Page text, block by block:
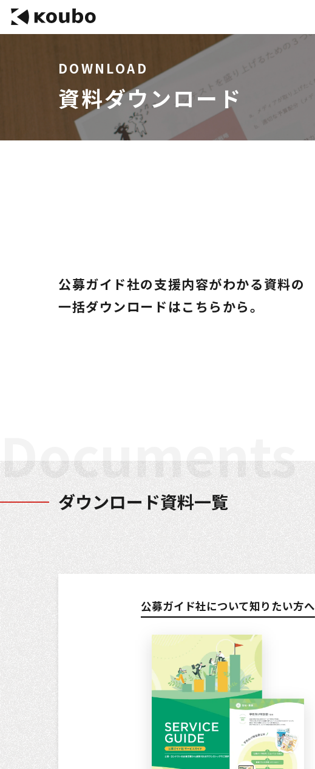
DOWNLOAD
資料ダウンロード
公募ガイド社の支援内容がわかる資料の
一括ダウンロードはこちらから。
Documents
ダウンロード資料一覧
公募ガイド社について知りたい方へ